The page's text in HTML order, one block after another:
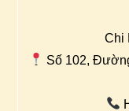
Chi
Số 102,